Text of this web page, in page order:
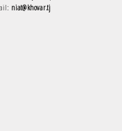
niat@khovar.tj